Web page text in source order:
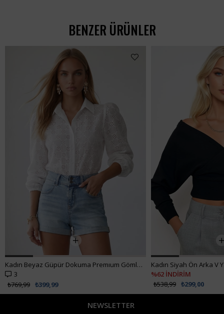
BENZER ÜRÜNLER
Kadın Siyah Ön Arka V Yaka Kruvaze Bluz ALC-019-053-BLZ
%62 İNDİRİM
₺299,00
₺538,99
Kadın Siyah Crop
₺907,99
₺1.512,99
NEWSLETTER